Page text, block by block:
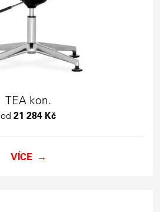
TEA kon.
od 21 284 Kč
VÍCE